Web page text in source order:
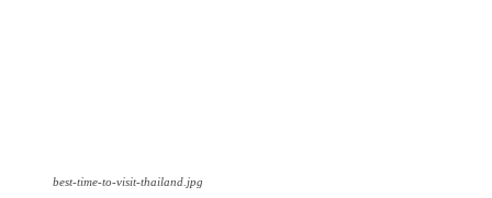
best-time-to-visit-thailand.jpg